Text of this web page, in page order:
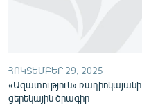
ՀՈԿՏԵՄԲԵՐ 29, 2025
«Ազատություն» ռադիոկայանի
ցերեկային ծրագիր